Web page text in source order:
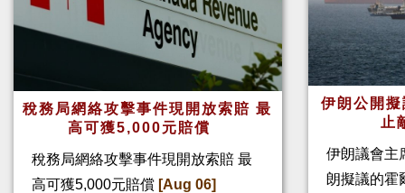
稅務局網絡攻擊事件現開放索賠 最
高可獲5,000元賠償
稅務局網絡攻擊事件現開放索賠 最
高可獲5,000元賠償 [Aug 06]
伊朗公開
止
伊朗議會主
朗擬議的霍